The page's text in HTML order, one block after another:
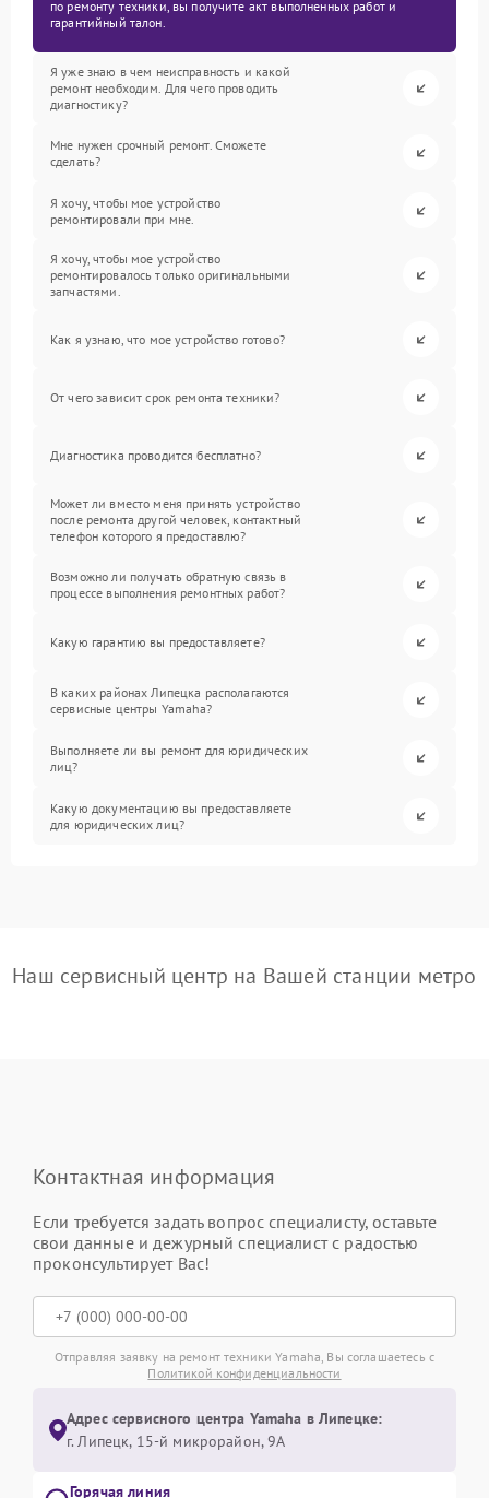
по ремонту техники, вы получите акт выполненных работ и
гарантийный талон.
Я уже знаю в чем неисправность и какой
ремонт необходим. Для чего проводить
диагностику?
Мне нужен срочный ремонт. Сможете
сделать?
Я хочу, чтобы мое устройство
ремонтировали при мне.
Я хочу, чтобы мое устройство
ремонтировалось только оригинальными
запчастями.
Как я узнаю, что мое устройство готово?
От чего зависит срок ремонта техники?
Диагностика проводится бесплатно?
Может ли вместо меня принять устройство
после ремонта другой человек, контактный
телефон которого я предоставлю?
Возможно ли получать обратную связь в
процессе выполнения ремонтных работ?
Какую гарантию вы предоставляете?
В каких районах Липецка располагаются
сервисные центры Yamaha?
Выполняете ли вы ремонт для юридических
лиц?
Какую документацию вы предоставляете
для юридических лиц?
Наш сервисный центр на Вашей станции метро
Контактная информация
Если требуется задать вопрос специалисту, оставьте
свои данные и дежурный специалист с радостью
проконсультирует Вас!
Отправляя заявку на ремонт техники Yamaha, Вы соглашаетесь с
Политикой конфиденциальности
Адрес сервисного центра Yamaha в Липецке:
г. Липецк, 15-й микрорайон, 9А
Горячая линия